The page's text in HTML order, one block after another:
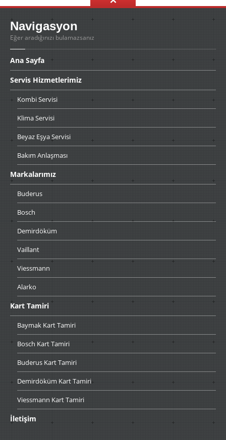
Navigasyon
Eğer aradığınızı bulamazsanız
Ana Sayfa
Servis Hizmetlerimiz
KombiServisi
KlimaServisi
Beyaz Eşya Servisi
Bakım Anlaşması
Markalarımız
Buderus
Bosch
Demirdöküm
Vaillant
Viessmann
Alarko
Kart Tamiri
Baymak Kart Tamiri
Bosch Kart Tamiri
Buderus Kart Tamiri
Demirdöküm Kart Tamiri
Viessmann Kart Tamiri
İletişim